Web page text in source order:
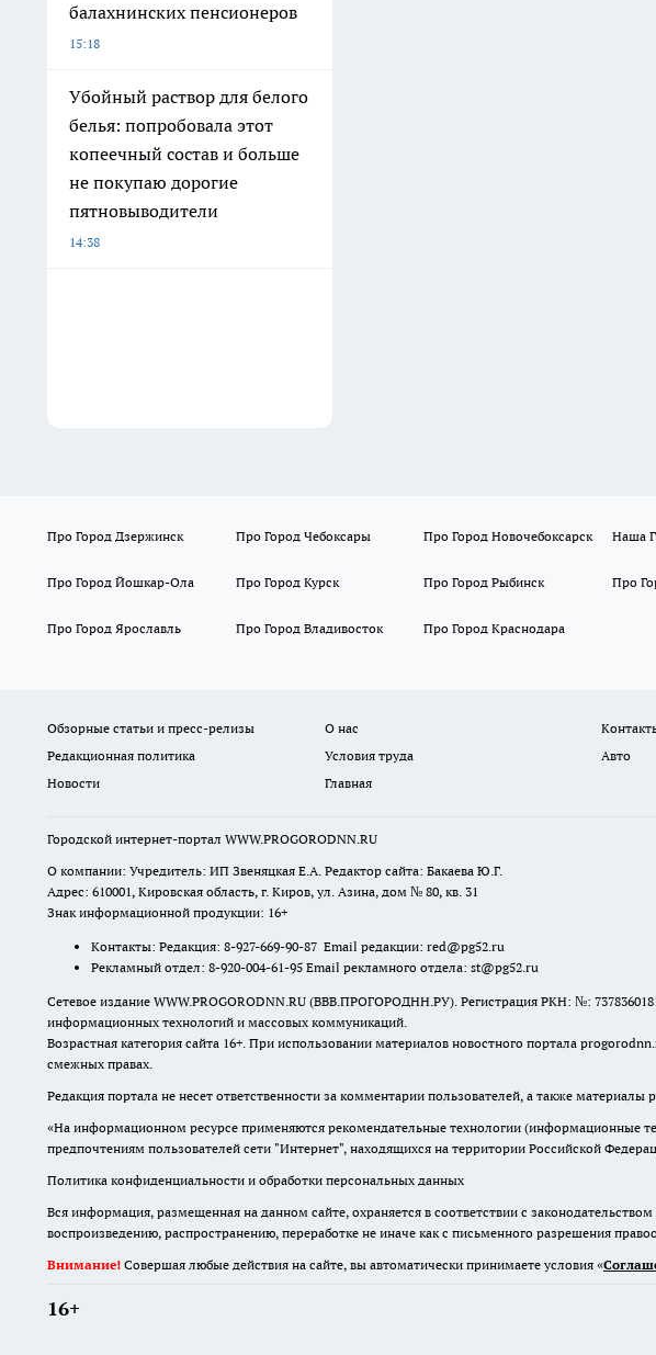
балахнинских пенсионеров
15:18
Убойный раствор для белого
белья: попробовала этот
копеечный состав и больше
не покупаю дорогие
пятновыводители
14:38
Про Город Дзержинск Про Город Чебоксары Про Город Новочебоксарск Наша
Про Город Йошкар-Ола Про Город Курск Про Город Рыбинск Про
Про Город Ярославль Про Город Владивосток Про Город Краснодара
Обзорные статьи и пресс-релизы О нас
Редакционная политика
Условия труда
Авто
Новости
Главная
Городской интернет-портал WWW.PROGORODNN.RU
О компании: Учредитель: ИП Звеняцкая Е.А. Редактор сайта: Бакаева Ю.Г.
Адрес: 610001, Кировская область, г. Киров, ул. Азина, дом № 80, кв. 31
Знак информационной продукции: 16+
Контакты: Редакция: 8-927-669-90-87 Email редакции: red@pg52.ru
Рекламный отдел: 8-920-004-61-95 Email рекламного отдела: st@pg52.ru
Сетевое издание WWW.PROGORODNN.RU (ВВВ.ПРОГОРОДНН.РУ). Регистрация РКН: №:
информационных технологий и массовых коммуникаций.
Возрастная категория сайта 16+. При использовании материалов новостного портала
смежных правах.
Редакция портала не несет ответственности за комментарии пользователей, а также материалы
«На информационном ресурсе применяются рекомендательные технологии (информационные
предпочтениям пользователей сети "Интернет", находящихся на территории Российской
Политика конфиденциальности и обработки персональных данных
Вся информация, размещенная на данном сайте, охраняется в соответствии с
воспроизведению, распространению, переработке не иначе как с письменного разрешения
Внимание! Совершая любые действия на сайте, вы автоматически принимаете условия «
16+